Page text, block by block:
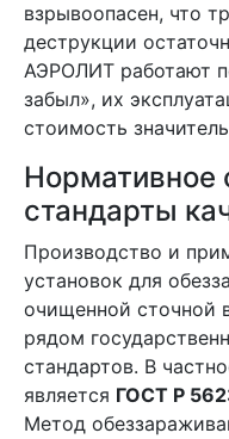
взрывоопасен, что
деструкции
АЭРОЛИТ работают
забыл», их
стоимость
Нормативное
стандарты
Производство и
установок для
очищенной сточной
рядом
стандартов. В
является ГОСТ Р
Метод